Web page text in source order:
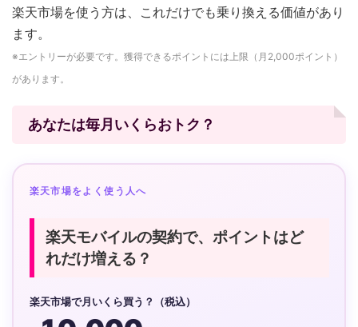
楽天市場を使う方は、これだけでも乗り換える価値があり
ます。
※エントリーが必要です。獲得できるポイントには上限（月2,000ポイント）
があります。
あなたは毎月いくらおトク？
楽天市場をよく使う人へ
楽天モバイルの契約で、ポイントはど
れだけ増える？
楽天市場で月いくら買う？（税込）